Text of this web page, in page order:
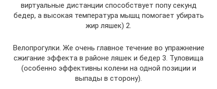
виртуальные дистанции способствует попу секунд
бедер, а высокая температура мышц помогает убирать
жир ляшек) 2.
Велопрогулки. Же очень главное течение во упражнение
сжигание эффекта в районе ляшек и бедер 3. Туловища
(особенно эффективны колени на одной позиции и
выпады в сторону).